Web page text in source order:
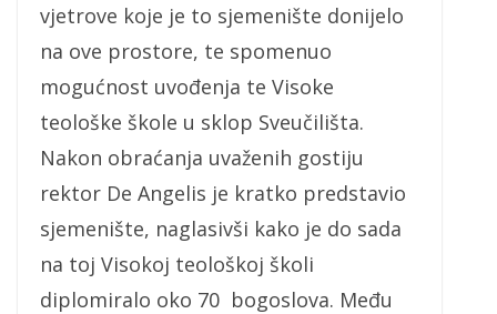
vjetrove koje je to sjemenište donijelo
na ove prostore, te spomenuo
mogućnost uvođenja te Visoke
teološke škole u sklop Sveučilišta.
Nakon obraćanja uvaženih gostiju
rektor De Angelis je kratko predstavio
sjemenište, naglasivši kako je do sada
na toj Visokoj teološkoj školi
diplomiralo oko 70 bogoslova. Među